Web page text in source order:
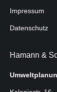
Impressum
Datenschutz
Hamann &